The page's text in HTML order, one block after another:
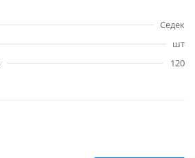
Седек
шт
120